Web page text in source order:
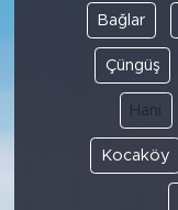
Bağlar
Çüngüş
Hani
Kocaköy